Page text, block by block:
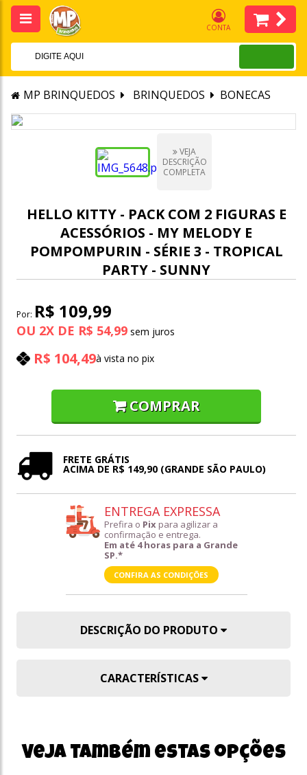
CONTA
MP BRINQUEDOS BRINQUEDOS BONECAS
VEJA
DESCRIÇÃO
COMPLETA
HELLO KITTY - PACK COM 2 FIGURAS E
ACESSÓRIOS - MY MELODY E
POMPOMPURIN - SÉRIE 3 - TROPICAL
PARTY - SUNNY
Por: R$ 109,99
OU 2X DE R$ 54,99
R$ 104,49à vista no pix
COMPRAR
FRETE GRÁTIS
ACIMA DE R$ 149,90 (GRANDE SÃO PAULO)
ENTREGA EXPRESSA
Prefira o Pix para agilizar a
confirmação e entrega.
Em até 4 horas para a Grande
SP.*
CONFIRA AS CONDIÇÕES
DESCRIÇÃO DO PRODUTO
CARACTERÍSTICAS
Veja também estas opções